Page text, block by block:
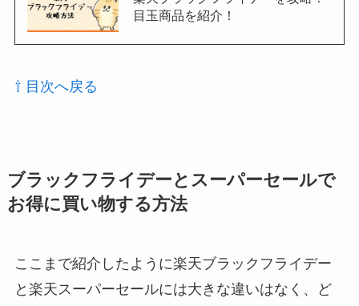
目玉商品を紹介！
⇧ 目次へ戻る
ブラックフライデーとスーパーセールで
お得に買い物する方法
ここまで紹介したように楽天ブラックフライデー
と楽天スーパーセールには大きな違いはなく、ど